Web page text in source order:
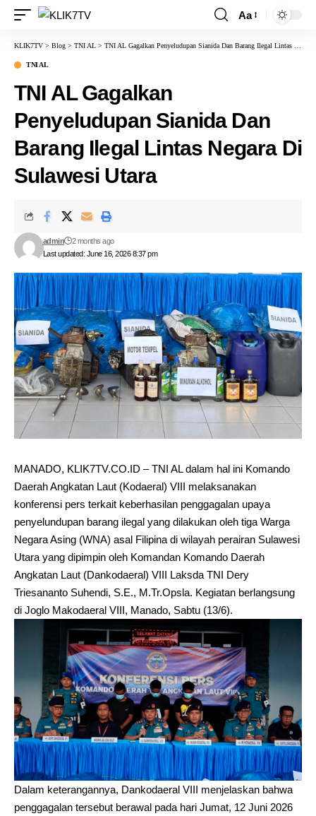
Aa
KLIK7TV > Blog > TNI AL > TNI AL Gagalkan Penyeludupan Sianida Dan Barang Ilegal Lintas Negara Di Sulawesi Utara
TNI AL
TNI AL Gagalkan
Penyeludupan Sianida Dan
Barang Ilegal Lintas Negara Di
Sulawesi Utara
Last updated: June 16, 2026 8:37 pm
admin 2 months ago
MANADO, KLIK7TV.CO.ID – TNI AL dalam hal ini Komando
Daerah Angkatan Laut (Kodaeral) VIII melaksanakan
konferensi pers terkait keberhasilan penggagalan upaya
penyelundupan barang ilegal yang dilakukan oleh tiga Warga
Negara Asing (WNA) asal Filipina di wilayah perairan Sulawesi
Utara yang dipimpin oleh Komandan Komando Daerah
Angkatan Laut (Dankodaeral) VIII Laksda TNI Dery
Triesananto Suhendi, S.E., M.Tr.Opsla. Kegiatan berlangsung
di Joglo Makodaeral VIII, Manado, Sabtu (13/6).
Dalam keterangannya, Dankodaeral VIII menjelaskan bahwa
penggagalan tersebut berawal pada hari Jumat, 12 Juni 2026